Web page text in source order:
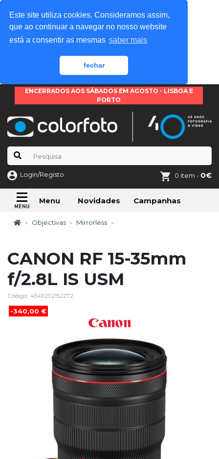
Este site utiliza cookies. Consideramos assim,
que ao continuar a navegar no nosso website
está a consentir as mesmas saber mais
fechar
ENCERRADOS AOS SÁBADOS EM AGOSTO - LISBOA E
PORTO
Login/Registo 0 item - 0€
Menu Novidades Campanhas
Objectivas Mirrorless
CANON RF 15-35mm
f/2.8L IS USM
Código: 4549292152272
-340,00 €